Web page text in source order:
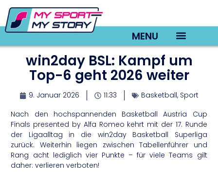
MENU
win2day BSL: Kampf um
Top-6 geht 2026 weiter
9. Januar 2026 11:33 Basketball, Sport
Nach den hochspannenden Basketball Austria Cup
Finals presented by Alfa Romeo kehrt mit der 17. Runde
der Ligaalltag in die win2day Basketball Superliga
zurück. Weiterhin liegen zwischen Tabellenführer und
Rang acht lediglich vier Punkte – für viele Teams gilt
daher: verlieren verboten!